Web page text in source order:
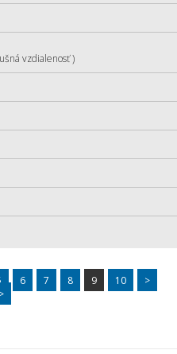
vzdialenosť )
6 7 8 9 10
>